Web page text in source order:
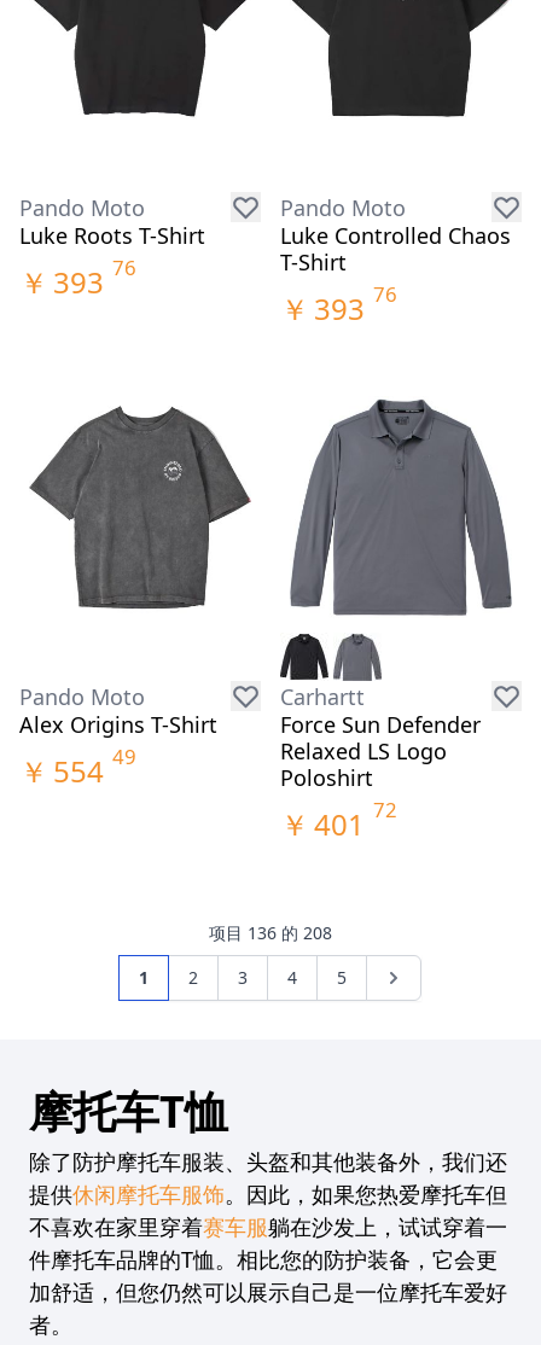
Pando Moto
Luke Roots T-Shirt
￥ 393 76
Pando Moto
Luke Controlled Chaos
T-Shirt
￥ 393 76
Pando Moto
Alex Origins T-Shirt
￥ 554 49
Carhartt
Force Sun Defender
Relaxed LS Logo
Poloshirt
￥ 401 72
项目 136 的 208
页面
您当前正在阅读页
1 页面
2 页面
3 页面
4 页面
5 页面
摩托车T恤
除了防护摩托车服装、头盔和其他装备外，我们还
提供休闲摩托车服饰。因此，如果您热爱摩托车但
不喜欢在家里穿着赛车服躺在沙发上，试试穿着一
件摩托车品牌的T恤。相比您的防护装备，它会更
加舒适，但您仍然可以展示自己是一位摩托车爱好
者。